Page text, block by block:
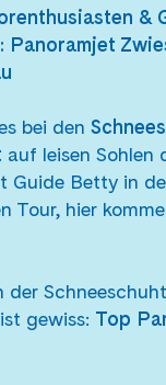
&
Panoramjet
bei den
auf leisen Sohlen
Guide Betty in
Tour, hier
der
gewiss: Top